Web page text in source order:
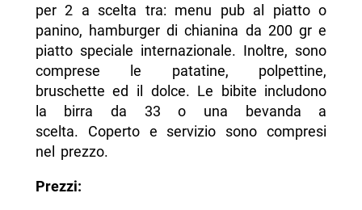
per 2 a scelta tra: menu pub al piatto o
panino, hamburger di chianina da 200 gr e
piatto speciale internazionale. Inoltre, sono
comprese le patatine, polpettine,
bruschette ed il dolce. Le bibite includono
la birra da 33 o una bevanda a
scelta. Coperto e servizio sono compresi
nel prezzo.
Prezzi: